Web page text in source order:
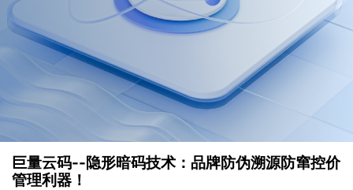
巨量云码--隐形暗码技术：品牌防伪溯源防窜控价
管理利器！